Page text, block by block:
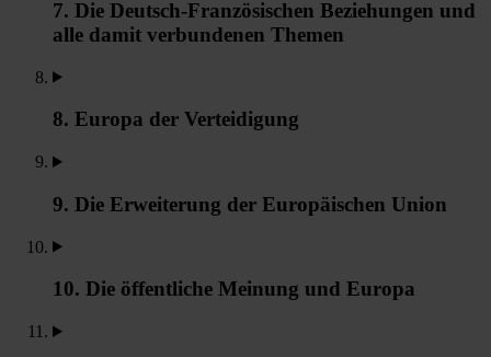
7. Die Deutsch-Französischen Beziehungen und
alle damit verbundenen Themen
8. Europa der Verteidigung
9. Die Erweiterung der Europäischen Union
10. Die öffentliche Meinung und Europa